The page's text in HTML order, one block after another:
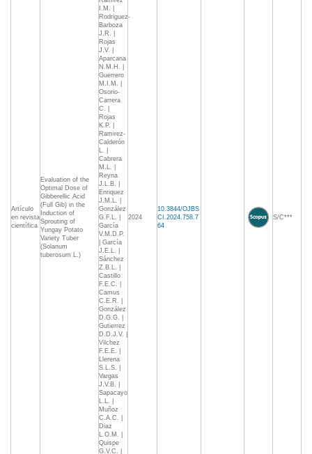
Artículo
en revista
científica
Evaluation of the
Optimal Dose of
Gibberellic Acid
(Full Gib) in the
Induction of
Sprouting of
Yungay Potato
Variety Tuber
(Solanum
tuberosum L.)
I.M. |
Rodriguez-
Barboza
J.R. |
Rojas
J.V. |
Aparcana
N.M.H. |
Guerrero
M.I.M. |
Osorio-
Carrera
C. |
Rojas
K.P. |
Ramirez-
Calderón
L. |
Cabrera
M.L. |
Reyna
J.L.B. |
Enriquez
J.M.L. |
González
G.F.L. |
García
V.M.D.P.
| García
J.E.L. |
Sánchez
Z.B.L. |
Castillo
F.E.C. |
Camus
C.E.R. |
González
D.G.G. |
Gutierrez
D.D.J.V. |
Vilchez
F.E.E. |
Llerena
S.L.S. |
Vargas
J.V.B. |
Sapacayo
L.L. |
Muñoz
C.A.C. |
Diaz
L.O.M. |
Quispe
G.V.C. |
2024
10.3844/OJBS
CI.2024.758.7
64
S/C***